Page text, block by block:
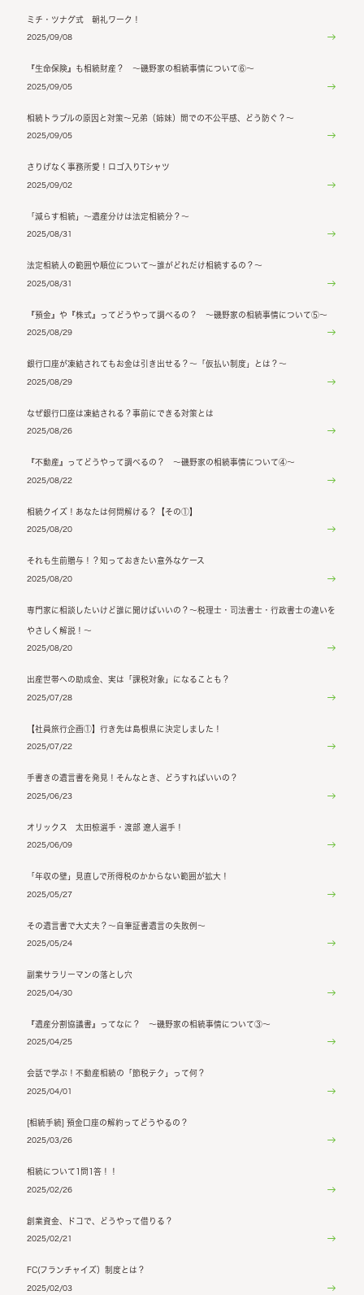
ミチ・ツナグ式 朝礼ワーク！
2025/09/08
『生命保険』も相続財産？ ～磯野家の相続事情について⑥～
2025/09/05
相続トラブルの原因と対策～兄弟（姉妹）間での不公平感、どう防ぐ？～
2025/09/05
さりげなく事務所愛！ロゴ入りTシャツ
2025/09/02
「減らす相続」～遺産分けは法定相続分？～
2025/08/31
法定相続人の範囲や順位について～誰がどれだけ相続するの？～
2025/08/31
『預金』や『株式』ってどうやって調べるの？ ～磯野家の相続事情について⑤～
2025/08/29
銀行口座が凍結されてもお金は引き出せる？～「仮払い制度」とは？～
2025/08/29
なぜ銀行口座は凍結される？事前にできる対策とは
2025/08/26
『不動産』ってどうやって調べるの？ ～磯野家の相続事情について④～
2025/08/22
相続クイズ！あなたは何問解ける？【その①】
2025/08/20
それも生前贈与！？知っておきたい意外なケース
2025/08/20
専門家に相談したいけど誰に聞けばいいの？～税理士・司法書士・行政書士の違いを
やさしく解説！～
2025/08/20
出産世帯への助成金、実は「課税対象」になることも？
2025/07/28
【社員旅行企画①】行き先は島根県に決定しました！
2025/07/22
手書きの遺言書を発見！そんなとき、どうすればいいの？
2025/06/23
オリックス 太田椋選手・渡部 遼人選手！
2025/06/09
「年収の壁」見直しで所得税のかからない範囲が拡大！
2025/05/27
その遺言書で大丈夫？～自筆証書遺言の失敗例～
2025/05/24
副業サラリーマンの落とし穴
2025/04/30
『遺産分割協議書』ってなに？ ～磯野家の相続事情について③～
2025/04/25
会話で学ぶ！不動産相続の「節税テク」って何？
2025/04/01
[相続手続] 預金口座の解約ってどうやるの？
2025/03/26
相続について1問1答！！
2025/02/26
創業資金、ドコで、どうやって借りる？
2025/02/21
FC(フランチャイズ）制度とは？
2025/02/03